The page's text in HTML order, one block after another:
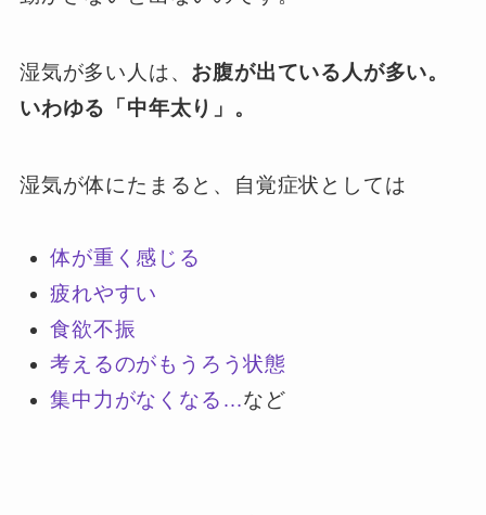
湿気が多い人は、 お腹が出ている人が多い。
いわゆる「中年太り」。
湿気が体にたまると、自覚症状としては
体が重く感じる
疲れやすい
食欲不振
考えるのがもうろう状態
集中力がなくなる…など